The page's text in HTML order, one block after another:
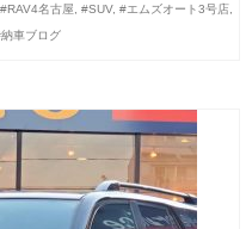
#RAV4名古屋 #SUV, #エムズオート3号店
車ブログ